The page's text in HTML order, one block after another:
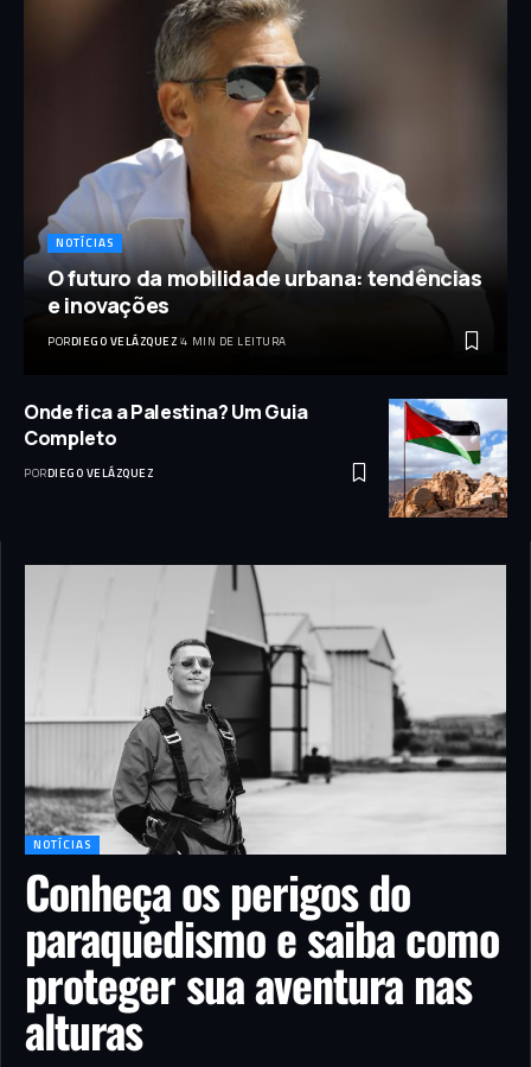
NOTÍCIAS
O futuro da mobilidade urbana: tendências
e inovações
PORDIEGO VELÁZQUEZ 4 MIN DE LEITURA
Onde fica a Palestina? Um Guia
Completo
PORDIEGO VELÁZQUEZ
NOTÍCIAS
Conheça os perigos do
paraquedismo e saiba como
proteger sua aventura nas
alturas